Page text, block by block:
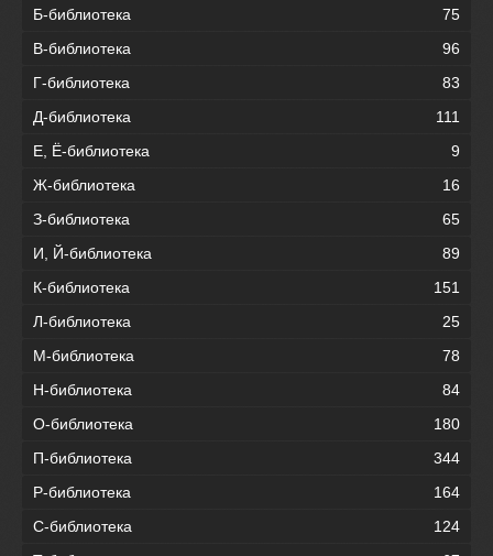
Б-библиотека
75
В-библиотека
96
Г-библиотека
83
Д-библиотека
111
Е, Ё-библиотека
9
Ж-библиотека
16
З-библиотека
65
И, Й-библиотека
89
К-библиотека
151
Л-библиотека
25
М-библиотека
78
Н-библиотека
84
О-библиотека
180
П-библиотека
344
Р-библиотека
164
С-библиотека
124